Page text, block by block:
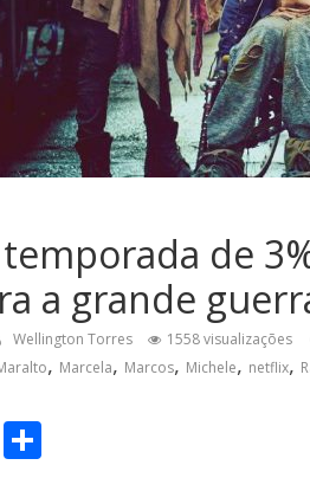
de
a grande
Wellington Torres 1558 visualizações
, Marcela, Marcos, Michele, netflix,
C